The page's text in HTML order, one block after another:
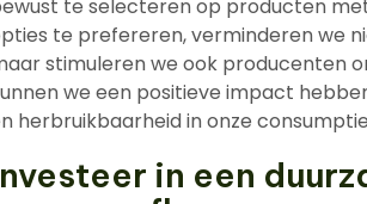
te selecteren op producten
te prefereren, verminderen we
stimuleren we ook producenten
we een positieve impact
herbruikbaarheid in onze
in een